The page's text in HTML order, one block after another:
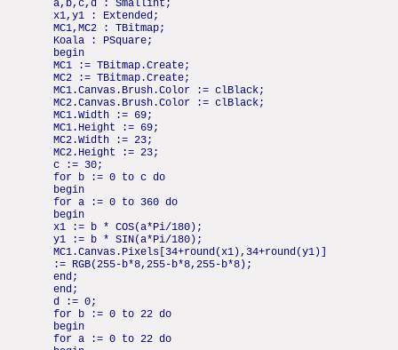
a,b,c,d : Smallint;
x1,y1 : Extended;
MC1,MC2 : TBitmap;
Koala : PSquare;
begin
MC1 := TBitmap.Create;
MC2 := TBitmap.Create;
MC1.Canvas.Brush.Color := clBlack;
MC2.Canvas.Brush.Color := clBlack;
MC1.Width := 69;
MC1.Height := 69;
MC2.Width := 23;
MC2.Height := 23;
c := 30;
for b := 0 to c do
begin
for a := 0 to 360 do
begin
x1 := b * COS(a*Pi/180);
y1 := b * SIN(a*Pi/180);
MC1.Canvas.Pixels[34+round(x1),34+round(y1)]
:= RGB(255-b*8,255-b*8,255-b*8);
end;
end;
d := 0;
for b := 0 to 22 do
begin
for a := 0 to 22 do